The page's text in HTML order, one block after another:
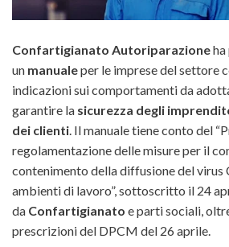
Confartigianato Autoriparazione
un manualeper le imprese del settore
indicazioni sui comportamenti da
garantire la sicurezza degli
dei clienti . Il manuale tiene conto del
regolamentazione delle misure per il
contenimento della diffusione del virus
ambienti di lavoro”, sottoscritto il 24
da Confartigianato e parti sociali,
prescrizioni del DPCM del 26 aprile.